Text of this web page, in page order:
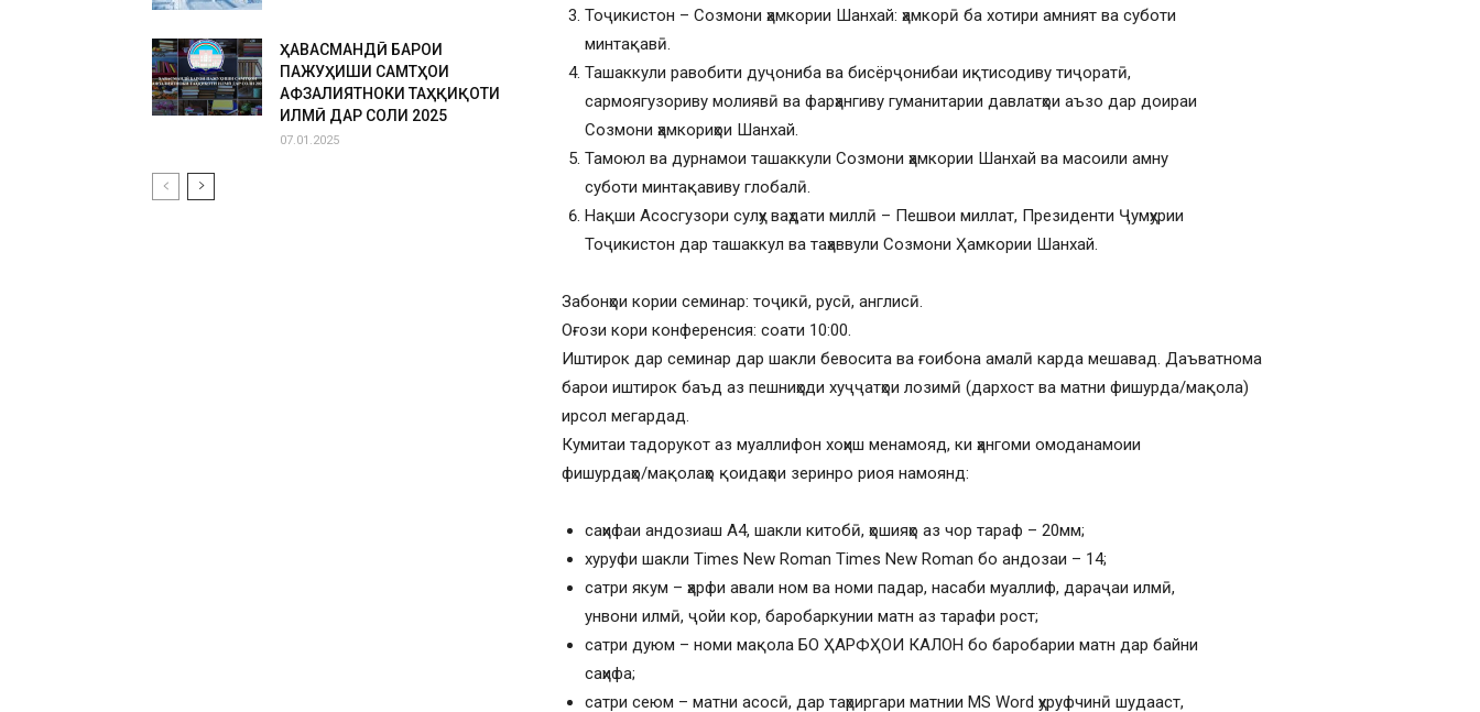
Тоҷикистон – Созмони ҳамкории Шанхай: ҳамкорӣ ба хотири амният ва суботи
минтақавӣ.
Ташаккули равобити дуҷониба ва бисёрҷонибаи иқтисодиву тиҷоратӣ,
сармоягузориву молиявӣ ва фарҳангиву гуманитарии давлатҳои аъзо дар доираи
Созмони ҳамкориҳои Шанхай.
Тамоюл ва дурнамои ташаккули Созмони ҳамкории Шанхай ва масоили амну
суботи минтақавиву глобалӣ.
Нақши Асосгузори сулҳу ваҳдати миллӣ – Пешвои миллат, Президенти Ҷумҳурии
Тоҷикистон дар ташаккул ва таҳаввули Созмони Ҳамкории Шанхай.
Забонҳои кории семинар: тоҷикӣ, русӣ, англисӣ.
Оғози кори конференсия: соати 10:00.
Иштирок дар семинар дар шакли бевосита ва ғоибона амалӣ карда мешавад. Даъватнома
барои иштирок баъд аз пешниҳоди хуҷҷатҳои лозимӣ (дархост ва матни фишурда/мақола)
ирсол мегардад.
Кумитаи тадорукот аз муаллифон хоҳиш менамояд, ки ҳангоми омоданамоии
фишурдаҳо/мақолаҳо қоидаҳои зеринро риоя намоянд:
саҳифаи андозиаш А4, шакли китобӣ, ҳошияҳо аз чор тараф – 20мм;
хуруфи шакли Times New Roman Times New Roman бо андозаи – 14;
сатри якум – ҳарфи авали ном ва номи падар, насаби муаллиф, дараҷаи илмӣ,
унвони илмӣ, ҷойи кор, баробаркунии матн аз тарафи рост;
сатри дуюм – номи мақола БО ҲАРФҲОИ КАЛОН бо баробарии матн дар байни
саҳифа;
сатри сеюм – матни асосӣ, дар таҳриргари матнии MS Word ҳуруфчинӣ шудааст,
ҲАВАСМАНДӢ БАРОИ
ПАЖУҲИШИ САМТҲОИ
АФЗАЛИЯТНОКИ ТАҲҚИҚОТИ
ИЛМӢ ДАР СОЛИ 2025
07.01.2025